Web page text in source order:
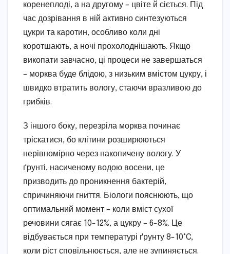
коренеплоді, а на другому – цвіте й сіється. Під
час дозрівання в ній активно синтезуються
цукри та каротин, особливо коли дні
коротшають, а ночі прохолоднішають. Якщо
викопати завчасно, ці процеси не завершаться
– морква буде блідою, з низьким вмістом цукру, і
швидко втратить вологу, стаючи вразливою до
грибків.
З іншого боку, перезріла морква починає
тріскатися, бо клітини розширюються
нерівномірно через накопичену вологу. У
ґрунті, насиченому водою восени, це
призводить до проникнення бактерій,
спричиняючи гниття. Біологи пояснюють, що
оптимальний момент – коли вміст сухої
речовини сягає 10-12%, а цукру – 6-8%. Це
відбувається при температурі ґрунту 8-10°C,
коли ріст сповільнюється, але не зупиняється.